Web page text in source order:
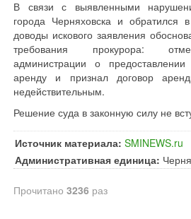
В связи с выявленными
города Черняховска и обратился
доводы искового заявления
требования прокурора:
администрации о
аренду и признал договор
недействительным.
Решение суда в законную силу не
Источник материала: SMINEWS.ru
Административная единица:
Прочитано 3236 раз